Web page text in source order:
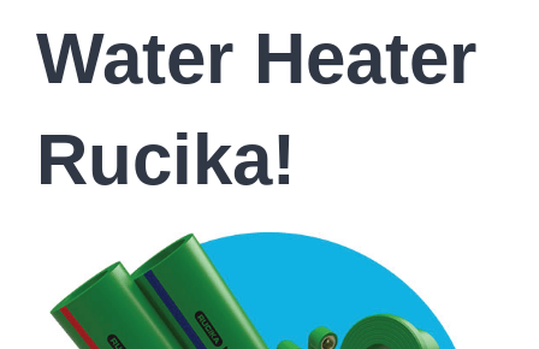
Water Heater
Rucika!